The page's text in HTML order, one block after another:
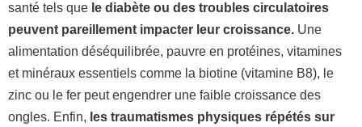
santé tels que le diabète ou des troubles circulatoires
peuvent pareillement impacter leur croissance. Une
alimentation déséquilibrée, pauvre en protéines, vitamines
et minéraux essentiels comme la biotine (vitamine B8), le
zinc ou le fer peut engendrer une faible croissance des
ongles. Enfin, les traumatismes physiques répétés sur